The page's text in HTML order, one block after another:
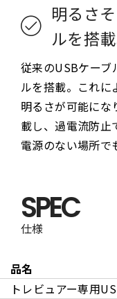
明るさ
ルを搭載
従来のUSBケーブ
ルを搭載。これに
明るさが可能にな
載し、過電流防止
電源のない場所で
SPEC
仕様
品名
トレビュアー専用